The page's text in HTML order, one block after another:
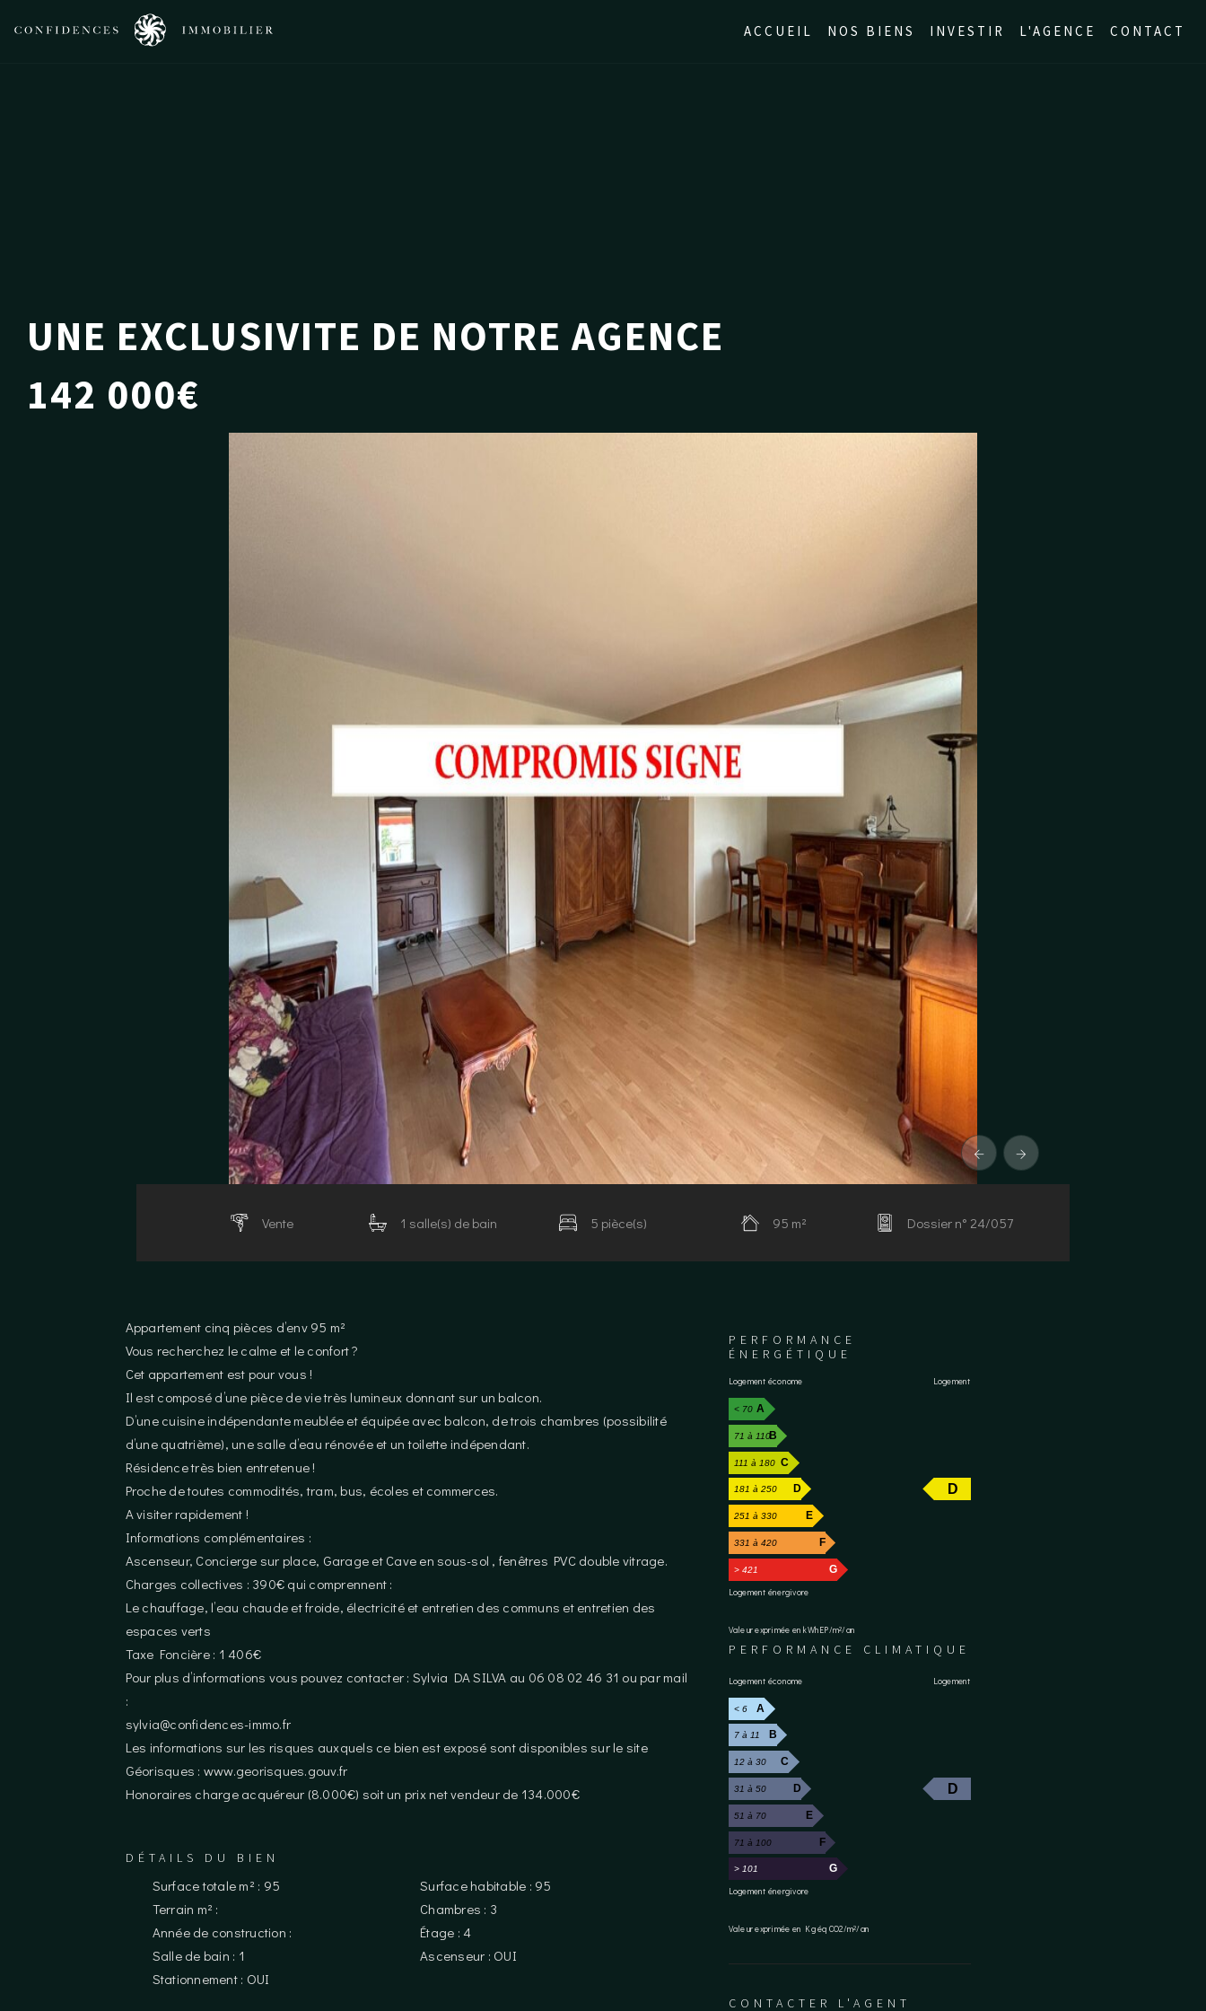
ACCUEIL NOS BIENS INVESTIR L'AGENCE CONTACT
UNE EXCLUSIVITE DE NOTRE AGENCE
142 000€
Vente 1 salle(s) de bain 5 pièce(s) 95 m² Dossier n° 24/057
Appartement cinq pièces d’env 95 m²
Vous recherchez le calme et le confort ?
Cet appartement est pour vous !
Il est composé d’une pièce de vie très lumineux donnant sur un balcon.
D’une cuisine indépendante meublée et équipée avec balcon, de trois chambres (possibilité
d’une quatrième), une salle d’eau rénovée et un toilette indépendant.
Résidence très bien entretenue !
Proche de toutes commodités, tram, bus, écoles et commerces.
A visiter rapidement !
Informations complémentaires :
Ascenseur, Concierge sur place, Garage et Cave en sous-sol , fenêtres PVC double vitrage.
Charges collectives : 390€ qui comprennent :
Le chauffage, l’eau chaude et froide, électricité et entretien des communs et entretien des
espaces verts
Taxe Foncière : 1 406€
Pour plus d’informations vous pouvez contacter : Sylvia DA SILVA au 06 08 02 46 31 ou par mail
:
sylvia@confidences-immo.fr
Les informations sur les risques auxquels ce bien est exposé sont disponibles sur le site
Géorisques : www.georisques.gouv.fr
Honoraires charge acquéreur (8.000€) soit un prix net vendeur de 134.000€
DÉTAILS DU BIEN
Surface totale m² : 95
Surface habitable : 95
Terrain m² :
Chambres : 3
Année de construction :
Étage : 4
Salle de bain : 1
Ascenseur : OUI
Stationnement : OUI
PERFORMANCE
ÉNERGÉTIQUE
Logement économe Logement
< 70 A
71 à 110B
111 à 180 C
181 à 250 D D
251 à 330 E
331 à 420 F
> 421 G
Logement énergivore
Valeur exprimée en kWhEP/m²/an
PERFORMANCE CLIMATIQUE
Logement économe Logement
< 6 A
7 à 11 B
12 à 30 C
31 à 50 D D
51 à 70 E
71 à 100 F
> 101 G
Logement énergivore
Valeur exprimée en Kg éq CO2/m²/an
CONTACTER L'AGENT